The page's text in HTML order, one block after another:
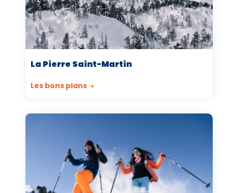
La Pierre Saint-Martin
Les bons plans